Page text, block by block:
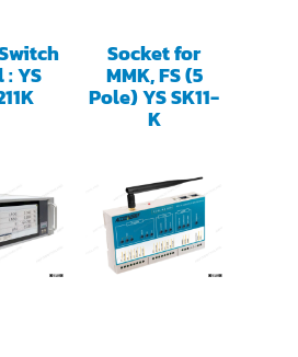
YS
Socket for
MMK, FS (5
Pole) YS SK11-
K